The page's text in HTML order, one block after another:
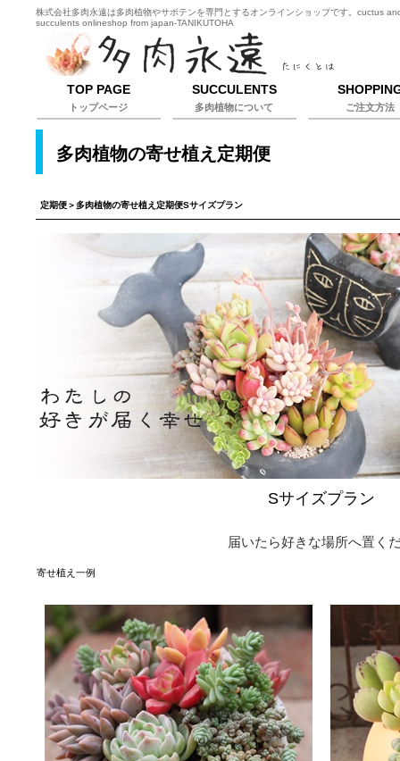
株式会社多肉永遠は多肉植物やサボテンを専門とするオンラインショップです。cuctus
succulents onlineshop from japan-TANIKUTOHA
多肉植物の寄せ植え定期便
定期便＞多肉植物の寄せ植え定期便Sサイズプラン
Sサイズプラン
届いたら好きな場所へ置く
寄せ植え一例
TOP PAGE
トップページ
SUCCULENTS
多肉植物について ご注文方法